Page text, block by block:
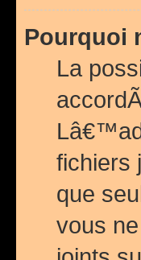
Pourquoi
La
fichiers
que
vous